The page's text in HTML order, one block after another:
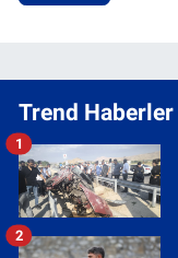
Trend Haberler
1
2